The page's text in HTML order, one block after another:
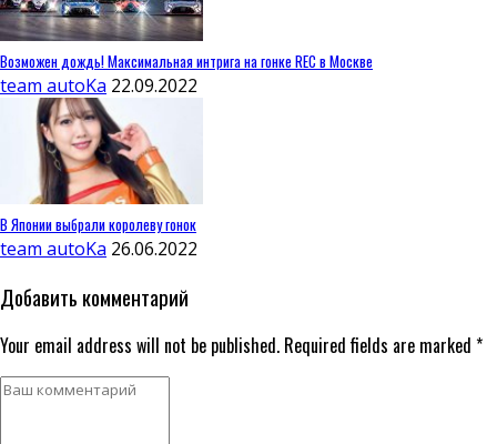
Возможен дождь! Максимальная интрига на гонке REC в Москве
team autoKa 22.09.2022
В Японии выбрали королеву гонок
team autoKa 26.06.2022
Добавить комментарий
Your email address will not be published. Required fields are marked *